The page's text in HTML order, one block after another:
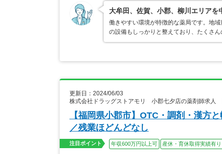
大牟田、佐賀、小郡、柳川エリアを
働きやすい環境が特徴的な薬局です。地
の設備もしっかりと整えており、たくさ
更新日：2024/06/03
株式会社ドラッグストアモリ 小郡七夕店の薬剤師求人
【福岡県小郡市】OTC・調剤・漢方
／残業ほどんどなし
注目ポイント 年収600万円以上可 産休・育休取得実績有り